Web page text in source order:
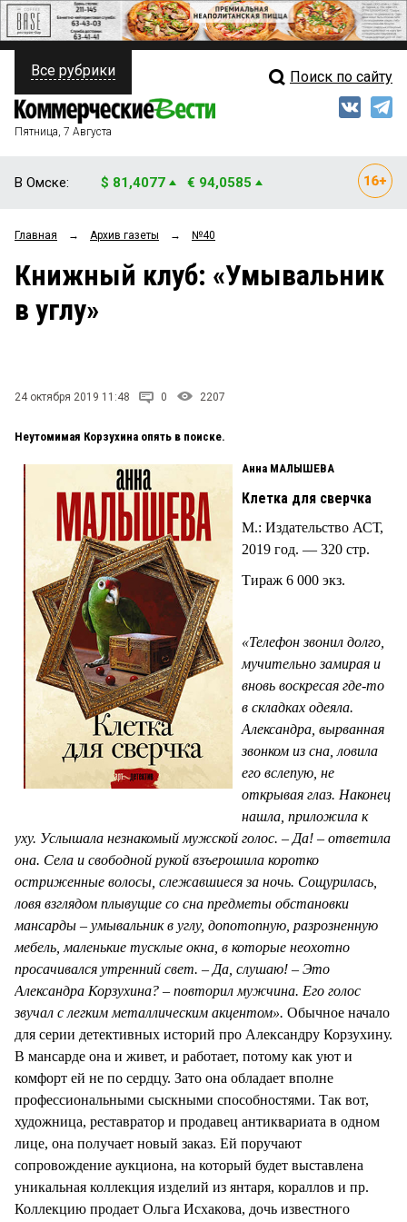
ПОЛИТИКА
ФИНАНСЫ
ОБЩЕСТВО
ЗАКОН
НОВОСТИ КОМПАНИЙ
СТИЛЬ ЖИЗНИ
Свежий выпуск
Рейтинги
Все рубрики Поиск по сайту
Пятница, 7 Августа
В Омске: $ 81,4077 € 94,0585
Главная → Архив газеты → №40
Книжный клуб: «Умывальник
в углу»
24 октября 2019 11:48 0 2207
Неутомимая Корзухина опять в поиске.
Анна МАЛЫШЕВА
Клетка для сверчка
М.: Издательство АСТ,
2019 год. — 320 стр.
Тираж 6 000 экз.
«Телефон звонил долго,
мучительно замирая и
вновь воскресая где-то
в складках одеяла.
Александра, вырванная
звонком из сна, ловила
его вслепую, не
открывая глаз. Наконец
нашла, приложила к
уху. Услышала незнакомый мужской голос. – Да! – ответила
она. Села и свободной рукой взъерошила коротко
остриженные волосы, слежавшиеся за ночь. Сощурилась,
ловя взглядом плывущие со сна предметы обстановки
мансарды – умывальник в углу, допотопную, разрозненную
мебель, маленькие тусклые окна, в которые неохотно
просачивался утренний свет. – Да, слушаю! – Это
Александра Корзухина? – повторил мужчина. Его голос
звучал с легким металлическим акцентом». Обычное начало
для серии детективных историй про Александру Корзухину.
В мансарде она и живет, и работает, потому как уют и
комфорт ей не по сердцу. Зато она обладает вполне
профессиональными сыскными способностями. Так вот,
художница, реставратор и продавец антиквариата в одном
лице, она получает новый заказ. Ей поручают
сопровождение аукциона, на который будет выставлена
уникальная коллекция изделий из янтаря, кораллов и пр.
Коллекцию продает Ольга Исхакова, дочь известного